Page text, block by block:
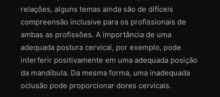
relações, alguns temas ainda são de difíceis
compreensão inclusive para os profissionais de
ambas as profissões. A importância de uma
adequada postura cervical, por exemplo, pode
interferir positivamente em uma adequada posição
da mandíbula. Da mesma forma, uma inadequada
oclusão pode proporcionar dores cervicais.